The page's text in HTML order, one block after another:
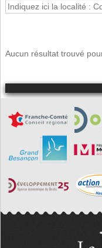
Aucun résultat trouvé